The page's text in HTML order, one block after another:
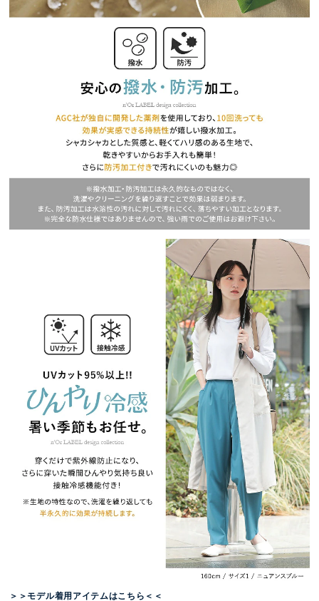
＞＞モデル着用アイテムはこちら＜＜